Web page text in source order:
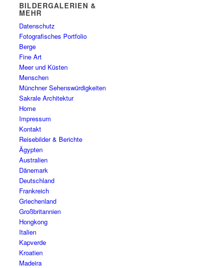
BILDERGALERIEN &
MEHR
Datenschutz
Fotografisches Portfolio
Berge
Fine Art
Meer und Küsten
Menschen
Münchner Sehenswürdigkeiten
Sakrale Architektur
Home
Impressum
Kontakt
Reisebilder & Berichte
Ägypten
Australien
Dänemark
Deutschland
Frankreich
Griechenland
Großbritannien
Hongkong
Italien
Kapverde
Kroatien
Madeira